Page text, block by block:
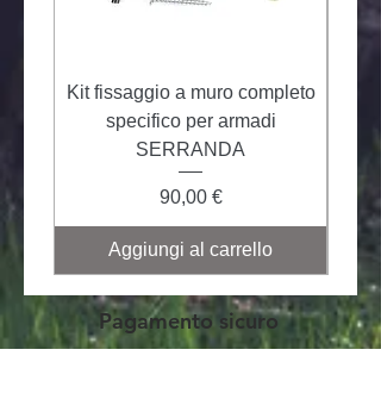
Kit fissaggio a muro completo
specifico per armadi
SERRANDA
Prezzo
90,00 €
Aggiungi al carrello
Pagamento sicuro